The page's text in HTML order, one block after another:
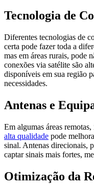
Tecnologia de
Diferentes tecnologias de
certa pode fazer toda a
mas em áreas rurais, pode
conexões via satélite são
disponíveis em sua região
necessidades.
Antenas e
Em algumas áreas
alta qualidade pode
sinal. Antenas direcionais,
captar sinais mais fortes,
Otimização da